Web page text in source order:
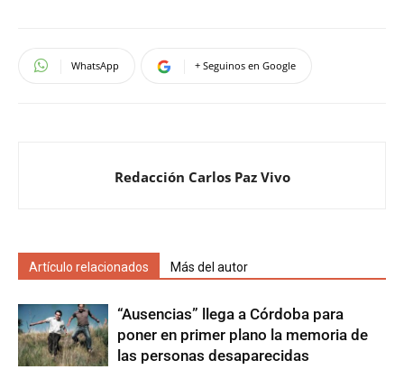
WhatsApp + Seguinos en Google
Redacción Carlos Paz Vivo
Artículo relacionados Más del autor
“Ausencias” llega a Córdoba para
poner en primer plano la memoria de
las personas desaparecidas